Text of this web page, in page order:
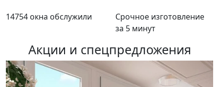
14754 окна обслужили
Срочное изготовление
за 5 минут
Акции и спецпредложения